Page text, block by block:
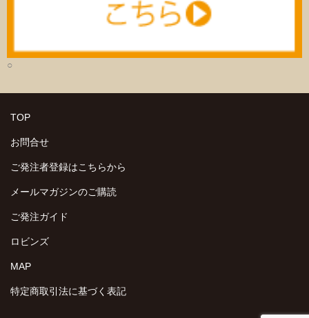
○
TOP
お問合せ
ご発注者登録はこちらから
メールマガジンのご購読
ご発注ガイド
ロビンズ
MAP
特定商取引法に基づく表記